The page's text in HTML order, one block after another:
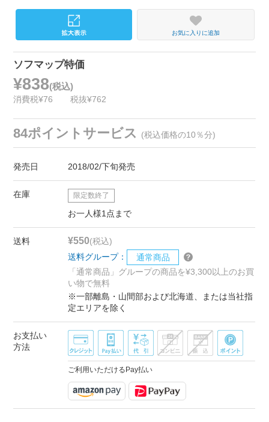
お気に入りに追加
ソフマップ特価
¥838(税込)
消費税¥76 税抜¥762
84ポイントサービス (税込価格の10％分)
発売日 2018/02/下旬発売
在庫 限定数終了
お一人様1点まで
送料 ¥550(税込)
送料グループ：
通常商品
「通常商品」グループの商品を¥3,300以上のお買
い物で無料
※一部離島・山間部および北海道、または当社指
定エリアを除く
お支払い
方法
ご利用いただけるPay払い